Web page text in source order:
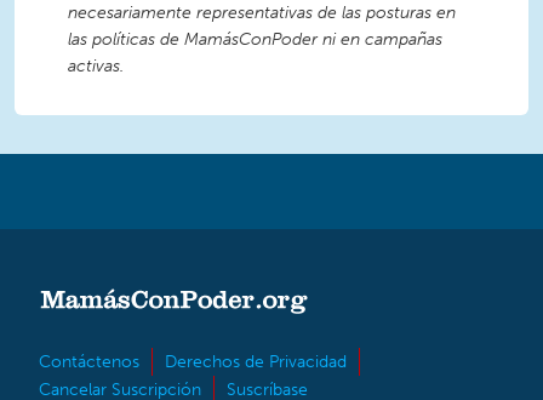
necesariamente representativas de las posturas en
las políticas de MamásConPoder ni en campañas
activas.
Contáctenos
Derechos de Privacidad
Cancelar Suscripción
Suscríbase